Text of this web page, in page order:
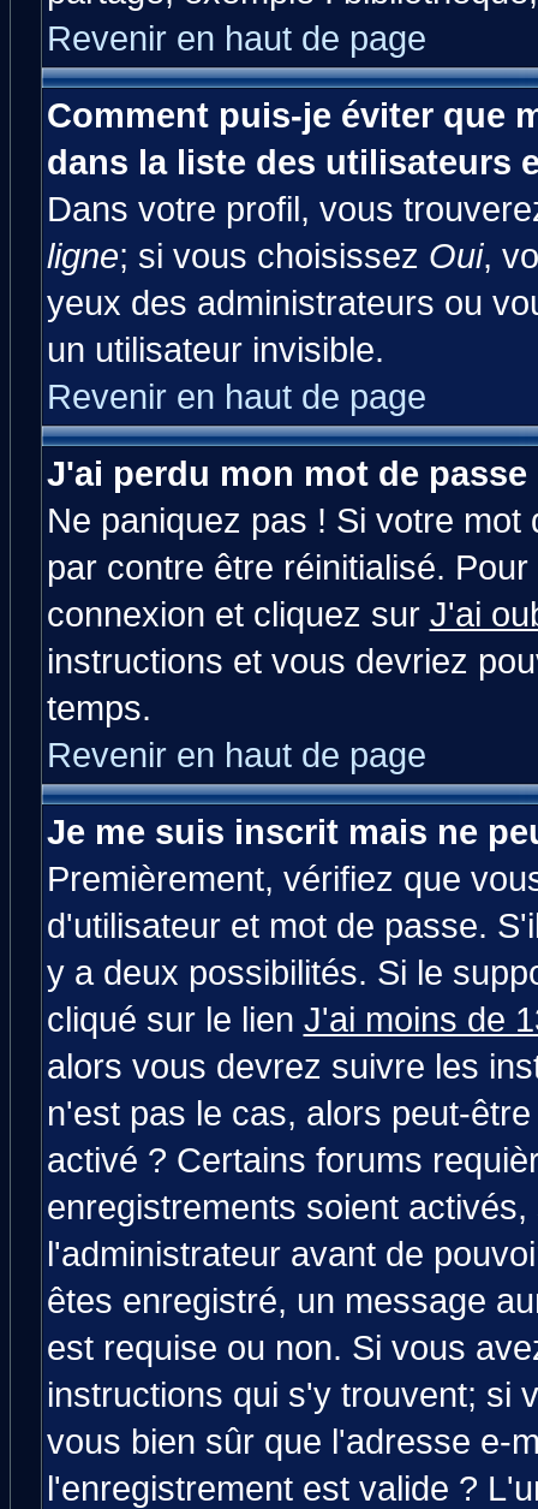
Revenir en haut de page
Comment puis-je éviter que
dans la liste des utilisateurs
Dans votre profil, vous
ligne; si vous choisissez Oui,
yeux des administrateurs ou
un utilisateur invisible.
Revenir en haut de page
J'ai perdu mon mot de passe
Ne paniquez pas ! Si votre
par contre être réinitialisé.
connexion et cliquez sur J'ai
instructions et vous devriez
temps.
Revenir en haut de page
Je me suis inscrit mais ne
Premièrement, vérifiez que
d'utilisateur et mot de passe.
y a deux possibilités. Si le
cliqué sur le lien J'ai moins de
alors vous devrez suivre les
n'est pas le cas, alors peut-
activé ? Certains forums
enregistrements soient
l'administrateur avant de
êtes enregistré, un message
est requise ou non. Si vous
instructions qui s'y trouvent; si
vous bien sûr que l'adresse e-
l'enregistrement est valide ?